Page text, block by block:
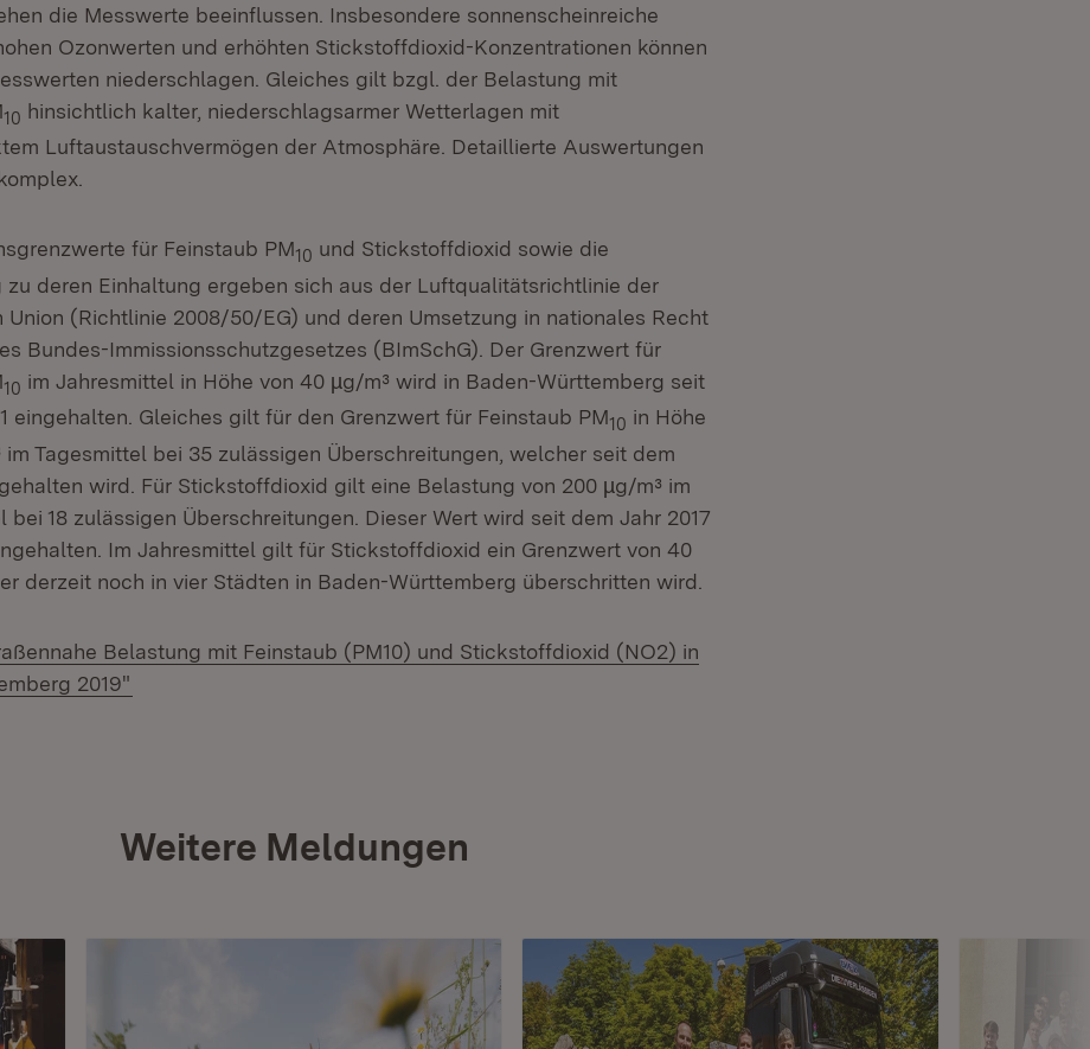
die Messwerte beeinflussen. Insbesondere sonnenscheinreiche
Ozonwerten und erhöhten Stickstoffdioxid-Konzentrationen können
niederschlagen. Gleiches gilt bzgl. der Belastung mit
10 hinsichtlich kalter, niederschlagsarmer Wetterlagen mit
Luftaustauschvermögen der Atmosphäre. Detaillierte Auswertungen
für Feinstaub PM10 und Stickstoffdioxid sowie die
zu deren Einhaltung ergeben sich aus der Luftqualitätsrichtlinie der
Union (Richtlinie 2008/50/EG) und deren Umsetzung in nationales Recht
Bundes-Immissionsschutzgesetzes (BImSchG). Der Grenzwert für
10 im Jahresmittel in Höhe von 40 µg/m³ wird in Baden-Württemberg seit
eingehalten. Gleiches gilt für den Grenzwert für Feinstaub PM10 in Höhe
im Tagesmittel bei 35 zulässigen Überschreitungen, welcher seit dem
wird. Für Stickstoffdioxid gilt eine Belastung von 200 µg/m³ im
bei 18 zulässigen Überschreitungen. Dieser Wert wird seit dem Jahr 2017
Im Jahresmittel gilt für Stickstoffdioxid ein Grenzwert von 40
derzeit noch in vier Städten in Baden-Württemberg überschritten wird.
Belastung mit Feinstaub (PM10) und Stickstoffdioxid (NO2) in
2019"
Weitere Meldungen